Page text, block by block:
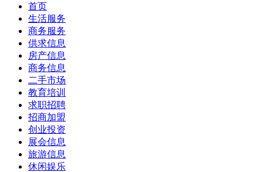
首页
生活服务
商务服务
供求信息
房产信息
商务信息
二手市场
教育培训
求职招聘
招商加盟
创业投资
展会信息
旅游信息
休闲娱乐